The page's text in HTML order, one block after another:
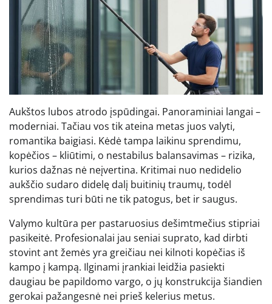
Aukštos lubos atrodo įspūdingai. Panoraminiai langai –
moderniai. Tačiau vos tik ateina metas juos valyti,
romantika baigiasi. Kėdė tampa laikinu sprendimu,
kopėčios – kliūtimi, o nestabilus balansavimas – rizika,
kurios dažnas nė neįvertina. Kritimai nuo nedidelio
aukščio sudaro didelę dalį buitinių traumų, todėl
sprendimas turi būti ne tik patogus, bet ir saugus.
Valymo kultūra per pastaruosius dešimtmečius stipriai
pasikeitė. Profesionalai jau seniai suprato, kad dirbti
stovint ant žemės yra greičiau nei kilnoti kopėčias iš
kampo į kampą. Ilginami įrankiai leidžia pasiekti
daugiau be papildomo vargo, o jų konstrukcija šiandien
gerokai pažangesnė nei prieš kelerius metus.